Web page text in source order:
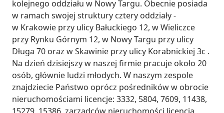
kolejnego oddziału w Nowy Targu. Obecnie posiada
w ramach swojej struktury cztery oddziały -
w Krakowie przy ulicy Bałuckiego 12, w Wieliczce
przy Rynku Górnym 12, w Nowy Targu przy ulicy
Długa 70 oraz w Skawinie przy ulicy Korabnickiej 3c .
Na dzień dzisiejszy w naszej firmie pracuje około 20
osób, głównie ludzi młodych. W naszym zespole
znajdziecie Państwo oprócz pośredników w obrocie
nieruchomościami licencje: 3332, 5804, 7609, 11438,
15279, 15386, zarządców nieruchomości licencja